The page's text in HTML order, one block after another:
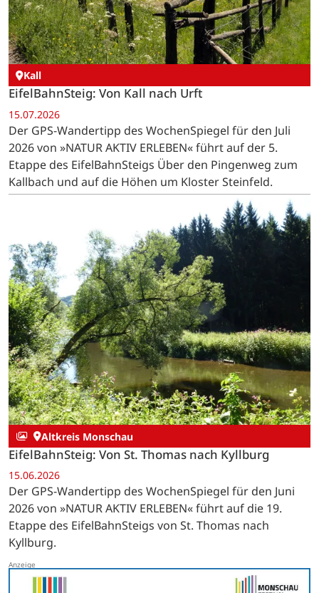
Kall
EifelBahnSteig: Von Kall nach Urft
15.07.2026
Der GPS-Wandertipp des WochenSpiegel für den Juli
2026 von »NATUR AKTIV ERLEBEN« führt auf der 5.
Etappe des EifelBahnSteigs Über den Pingenweg zum
Kallbach und auf die Höhen um Kloster Steinfeld.
Altkreis Monschau
EifelBahnSteig: Von St. Thomas nach Kyllburg
15.06.2026
Der GPS-Wandertipp des WochenSpiegel für den Juni
2026 von »NATUR AKTIV ERLEBEN« führt auf die 19.
Etappe des EifelBahnSteigs von St. Thomas nach
Kyllburg.